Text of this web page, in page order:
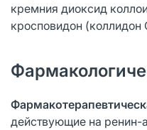
кремния диоксид
кросповидон
действующие на ренин-